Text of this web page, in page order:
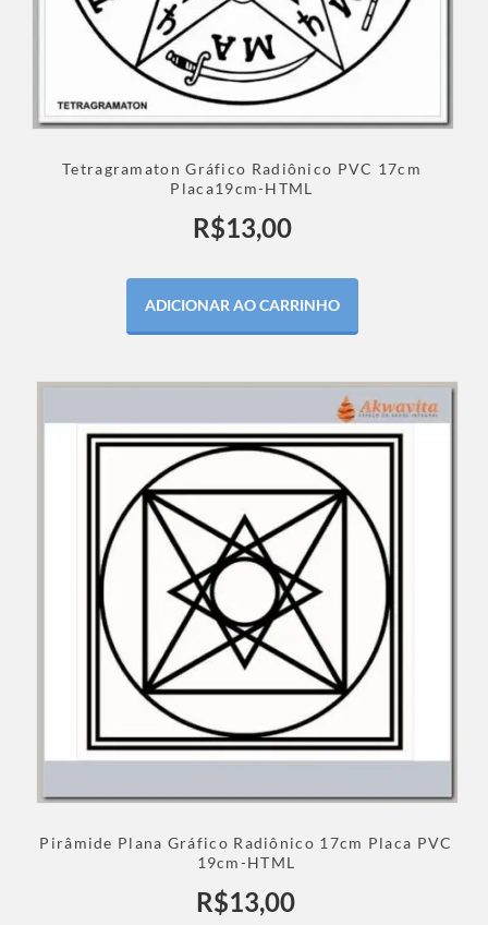
Tetragramaton Gráfico Radiônico PVC 17cm
Placa19cm-HTML
R$13,00
ADICIONAR AO CARRINHO
Pirâmide Plana Gráfico Radiônico 17cm Placa PVC
19cm-HTML
R$13,00